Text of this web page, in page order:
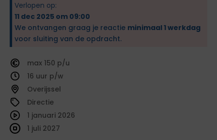
Verlopen op:
11 dec 2025 om 09:00
We ontvangen graag je reactie minimaal 1 werkdag
voor sluiting van de opdracht.
150
16
Overijssel
Directie
1 januari 2026
1 juli 2027